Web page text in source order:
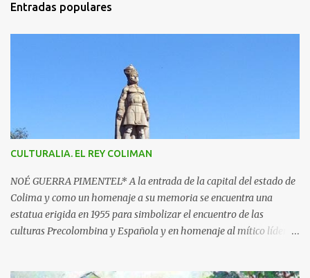
e
n
o
s
Entradas populares
CULTURALIA. EL REY COLIMAN
NOÉ GUERRA PIMENTEL* A la entrada de la capital del estado de
Colima y como un homenaje a su memoria se encuentra una
estatua erigida en 1955 para simbolizar el encuentro de las
culturas Precolombina y Española y en homenaje al mítico líder